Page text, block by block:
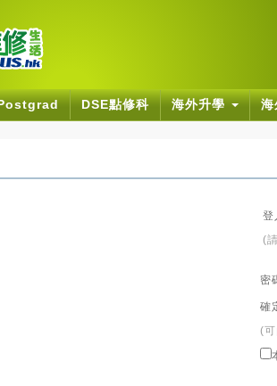
DSE點修科 海外升學
登
(
密
確
(